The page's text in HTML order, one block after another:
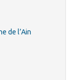
de l’Ain